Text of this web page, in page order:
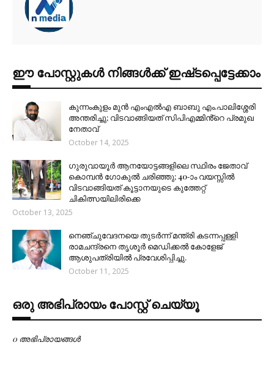
ഈ പോസ്റ്റുകൾ നിങ്ങൾക്ക് ഇഷ്‌‌ടപ്പെട്ടേക്കാം
കുന്നംകുളം മുൻ എംഎൽഎ ബാബു എം.പാലിശ്ശേരി
അന്തരിച്ചു; വിടവാങ്ങിയത് സിപിഎമ്മിൻ്റെ പ്രമുഖ
നേതാവ്
October 14, 2025
ഗുരുവായൂർ ആനയോട്ടങ്ങളിലെ സ്ഥിരം ജേതാവ്
കൊമ്പൻ ഗോകുൽ ചരിഞ്ഞു; 40-ാം വയസ്സിൽ
വിടവാങ്ങിയത് കൂട്ടാനയുടെ കുത്തേറ്റ്
ചികിത്സയിലിരിക്കെ
October 13, 2025
നെഞ്ചുവേദനയെ തുടർന്ന് മന്ത്രി കടന്നപ്പള്ളി
രാമചന്ദ്രനെ തൃശൂർ മെഡിക്കൽ കോളേജ്
ആശുപത്രിയിൽ പ്രവേശിപ്പിച്ചു.
October 11, 2025
ഒരു അഭിപ്രായം പോസ്റ്റ് ചെയ്യൂ
0 അഭിപ്രായങ്ങള്‍